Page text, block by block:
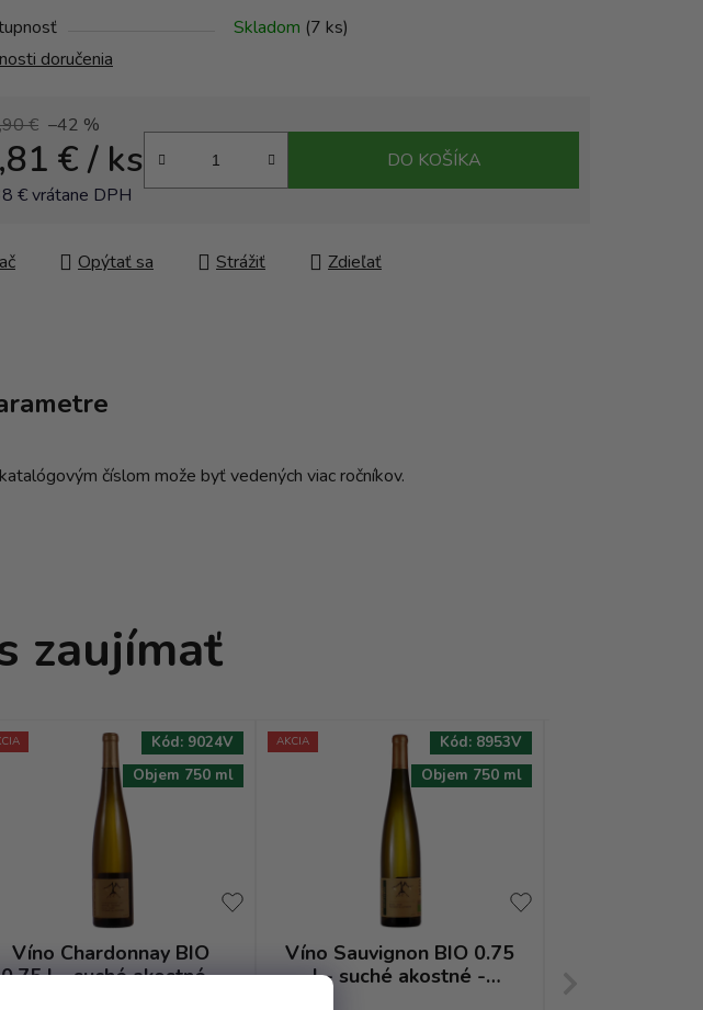
Skladom (7 ks)
doručenia
€ –42 %
€/ ks
€ vrátane DPH
DO KOŠÍKA
Opýtať sa Strážiť Zdieľať
číslom može byť vedených viac ročníkov.
zaujímať
Víno Chardonnay BIO
0.75 l - suché akostné -
Objem 750 ml
Kód: 9024V AKCIA
Víno Sauvignon BIO 0.75
l - suché akostné -
Objem 750 ml
Kód: 8953V